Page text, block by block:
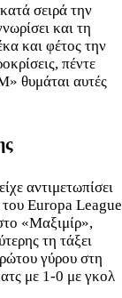
σειρά την
και τη
και φέτος την
πέντε
θυμάται αυτές
αντιμετωπίσει
του Europa League
«Μαξιμίρ»,
τη τάξει
γύρου στη
με 1-0 με γκολ